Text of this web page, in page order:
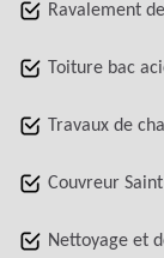
Ravalement
Toiture bac
Travaux de
Couvreur
Nettoyage et